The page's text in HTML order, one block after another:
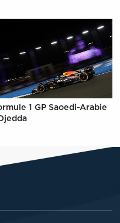
1 GP Saoedi-Arabie